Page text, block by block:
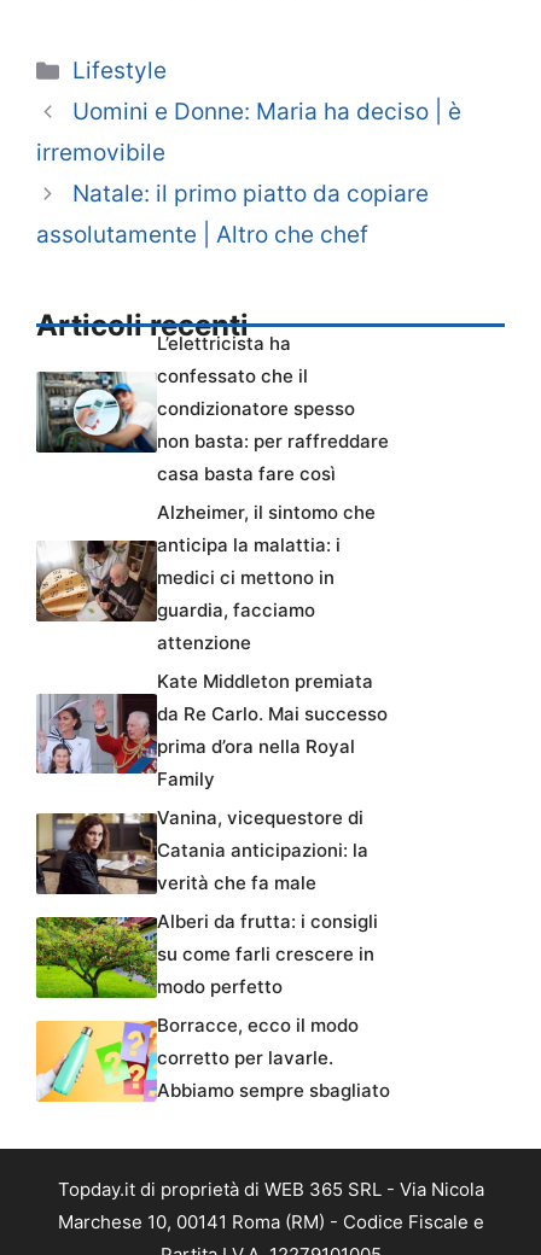
Categorie
Lifestyle
Uomini e Donne: Maria ha deciso | è
irremovibile
Natale: il primo piatto da copiare
assolutamente | Altro che chef
Articoli recenti
L’elettricista ha
confessato che il
condizionatore spesso
non basta: per raffreddare
casa basta fare così
Alzheimer, il sintomo che
anticipa la malattia: i
medici ci mettono in
guardia, facciamo
attenzione
Kate Middleton premiata
da Re Carlo. Mai successo
prima d’ora nella Royal
Family
Vanina, vicequestore di
Catania anticipazioni: la
verità che fa male
Alberi da frutta: i consigli
su come farli crescere in
modo perfetto
Borracce, ecco il modo
corretto per lavarle.
Abbiamo sempre sbagliato
Topday.it di proprietà di WEB 365 SRL - Via Nicola
Marchese 10, 00141 Roma (RM) - Codice Fiscale e